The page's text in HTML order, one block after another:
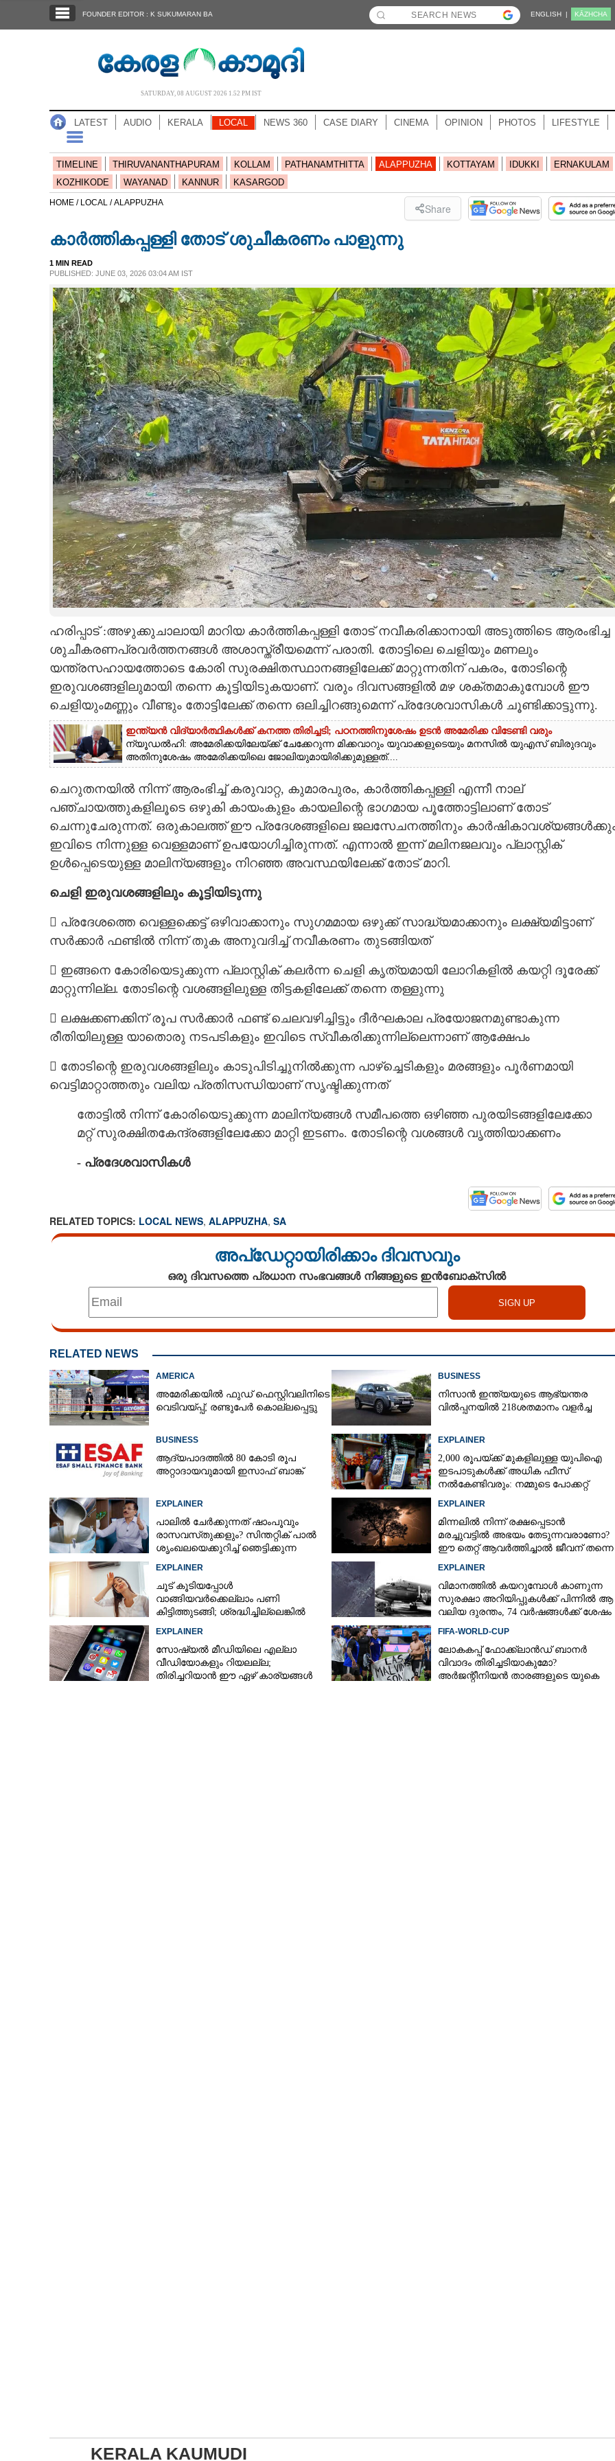
NOTIFIED NEWS
NEWS 360
LIFESTYLE
SPIRITUAL
CARTOONS
CONTACT US
FOUNDER EDITOR : K SUKUMARAN BA ENGLISH | KĀZHCHA
SATURDAY, 08 AUGUST 2026 1.52 PM IST
LATEST AUDIO KERALA LOCAL NEWS 360 CASE DIARY CINEMA OPINION PHOTOS LIFESTYLE
TIMELINE THIRUVANANTHAPURAM KOLLAM PATHANAMTHITTA ALAPPUZHA KOTTAYAM IDUKKI
ERNAKULAM
KOZHIKODE
WAYANAD KANNUR KASARGOD
HOME / LOCAL /ALAPPUZHA Share
കാർത്തികപ്പള്ളി തോട് ശുചീകരണം പാളുന്നു
1 MIN READ
PUBLISHED: JUNE 03, 2026 03:04 AM IST
ഹരിപ്പാട് :അഴുക്കുചാലായി മാറിയ കാർത്തികപ്പള്ളി തോട് നവീകരിക്കാനായി അടുത്തിടെ ആരംഭിച്ച
ശുചീകരണപ്രവർത്തനങ്ങൾ അശാസ്ത്രീയമെന്ന് പരാതി. തോട്ടിലെ ചെളിയും മണലും
യന്ത്രസഹായത്തോടെ കോരി സുരക്ഷിതസ്ഥാനങ്ങളിലേക്ക് മാറ്റുന്നതിന് പകരം, തോടിന്റെ
ഇരുവശങ്ങളിലുമായി തന്നെ കൂട്ടിയിടുകയാണ്. വരും ദിവസങ്ങളിൽ മഴ ശക്തമാകുമ്പോൾ ഈ
ചെളിയുംമണ്ണും വീണ്ടും തോട്ടിലേക്ക് തന്നെ ഒലിച്ചിറങ്ങുമെന്ന് പ്രദേശവാസികൾ ചൂണ്ടിക്കാട്ടുന്നു.
ഇന്ത്യൻ വിദ്യാർത്ഥികൾക്ക് കനത്ത തിരിച്ചടി; പഠനത്തിനുശേഷം ഉടൻ അമേരിക്ക വിടേണ്ടി വരും
ന്യൂഡൽഹി: അമേരിക്കയിലേയ്ക്ക് ചേക്കേറുന്ന മിക്കവാറും യുവാക്കളുടെയും മനസിൽ യുഎസ് ബിരുദവും
അതിനുശേഷം അമേരിക്കയിലെ ജോലിയുമായിരിക്കുമുള്ളത്....
ചെറുതനയിൽ നിന്ന് ആരംഭിച്ച് കരുവാറ്റ, കുമാരപുരം, കാർത്തികപ്പള്ളി എന്നീ നാല്
പഞ്ചായത്തുകളിലൂടെ ഒഴുകി കായംകുളം കായലിന്റെ ഭാഗമായ പൂത്തോട്ടിലാണ് തോട്
ചെന്നുചേരുന്നത്. ഒരുകാലത്ത് ഈ പ്രദേശങ്ങളിലെ ജലസേചനത്തിനും
ഇവിടെ നിന്നുള്ള വെള്ളമാണ് ഉപയോഗിച്ചിരുന്നത്. എന്നാൽ ഇന്ന് മലിനജലവും പ്ലാസ്റ്റിക്
ഉൾപ്പെടെയുള്ള മാലിന്യങ്ങളും നിറഞ്ഞ അവസ്ഥയിലേക്ക് തോട് മാറി.
ചെളി ഇരുവശങ്ങളിലും കൂട്ടിയിടുന്നു
 പ്രദേശത്തെ വെള്ളക്കെട്ട് ഒഴിവാക്കാനും സുഗമമായ ഒഴുക്ക് സാദ്ധ്യമാക്കാനും ലക്ഷ്യമിട്ടാണ്
സർക്കാർ ഫണ്ടിൽ നിന്ന് തുക അനുവദിച്ച് നവീകരണം തുടങ്ങിയത്
 ഇങ്ങനെ കോരിയെടുക്കുന്ന പ്ലാസ്റ്റിക് കലർന്ന ചെളി കൃത്യമായി ലോറികളിൽ കയറ്റി ദൂരേക്ക്
മാറ്റുന്നില്ല. തോടിന്റെ വശങ്ങളിലുള്ള തിട്ടകളിലേക്ക് തന്നെ തള്ളുന്നു
 ലക്ഷക്കണക്കിന് രൂപ സർക്കാർ ഫണ്ട് ചെലവഴിച്ചിട്ടും ദീർഘകാല പ്രയോജനമുണ്ടാകുന്ന
രീതിയിലുള്ള യാതൊരു നടപടികളും ഇവിടെ സ്വീകരിക്കുന്നില്ലെന്നാണ് ആക്ഷേപം
 തോടിന്റെ ഇരുവശങ്ങളിലും കാടുപിടിച്ചുനിൽക്കുന്ന പാഴ്ച്ചെടികളും മരങ്ങളും പൂർണമായി
വെട്ടിമാറ്റാത്തതും വലിയ പ്രതിസന്ധിയാണ് സൃഷ്ടിക്കുന്നത്
തോട്ടിൽ നിന്ന് കോരിയെടുക്കുന്ന മാലിന്യങ്ങൾ സമീപത്തെ ഒഴിഞ്ഞ പുരയിടങ്ങളിലേക്കോ
മറ്റ് സുരക്ഷിതകേന്ദ്രങ്ങളിലേക്കോ മാറ്റി ഇടണം. തോടിന്റെ വശങ്ങൾ വൃത്തിയാക്കണം
- പ്രദേശവാസികൾ
RELATED TOPICS: LOCAL NEWS, ALAPPUZHA, SA
അപ്ഡേറ്റായിരിക്കാം ദിവസവും
ഒരു ദിവസത്തെ പ്രധാന സംഭവങ്ങൾ നിങ്ങളുടെ ഇൻബോക്സിൽ
RELATED NEWS
AMERICA
അമേരിക്കയിൽ ഫുഡ് ഫെസ്റ്റിവലിനിടെ
വെടിവയ്‌പ്പ്; രണ്ടുപേർ കൊല്ലപ്പെട്ടു
BUSINESS
നിസാൻ ഇന്ത്യയുടെ ആഭ്യന്തര
വിൽപ്പനയിൽ 218ശതമാനം വളർച്ച
BUSINESS
ആദ്യപാദത്തിൽ 80 കോടി രൂപ
അറ്റാദായവുമായി ഇസാഫ് ബാങ്ക്
EXPLAINER
2,000 രൂപയ്ക്ക് മുകളിലുള്ള യുപിഐ
ഇടപാടുകൾക്ക് അധിക ഫീസ്
നൽകേണ്ടിവരും: നമ്മുടെ പോക്കറ്റ്
EXPLAINER
പാലിൽ ചേർക്കുന്നത് ഷാംപൂവും
രാസവസ്‌തുക്കളും? സിന്തറ്റിക് പാൽ
ശൃംഖലയെക്കുറിച്ച് ഞെട്ടിക്കുന്ന
EXPLAINER
മിന്നലിൽ നിന്ന് രക്ഷപ്പെടാൻ
മരച്ചുവട്ടിൽ അഭയം തേടുന്നവരാണോ?
ഈ തെറ്റ് ആവർത്തിച്ചാൽ ജീവന് തന്നെ
EXPLAINER
ചൂട് കൂടിയപ്പോൾ
വാങ്ങിയവർക്കെല്ലാം പണി
കിട്ടിത്തുടങ്ങി; ശ്രദ്ധിച്ചില്ലെങ്കിൽ
EXPLAINER
വിമാനത്തിൽ കയറുമ്പോൾ കാണുന്ന
സുരക്ഷാ അറിയിപ്പുകൾക്ക് പിന്നിൽ ആ
വലിയ ദുരന്തം, 74 വർഷങ്ങൾക്ക് ശേഷം
EXPLAINER
സോഷ്യൽ മീഡിയിലെ എല്ലാ
വീഡിയോകളും റിയലല്ല;
തിരിച്ചറിയാൻ ഈ ഏഴ് കാര്യങ്ങൾ
FIFA-WORLD-CUP
ലോകകപ്പ് ഫോക്ക്‌ലാൻഡ് ബാനർ
വിവാദം തിരിച്ചടിയാകുമോ?
അർജന്റീനിയൻ താരങ്ങളുടെ യുകെ
KERALA KAUMUDI
കാർത്തികപ്പള്ളി തോട് ശുചീകരണം